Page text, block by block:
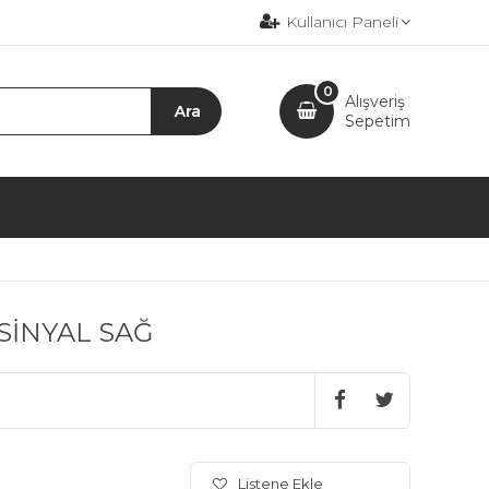
Kullanıcı Paneli
Alışveriş
Sepetim
0
SAĞ
Listene Ekle